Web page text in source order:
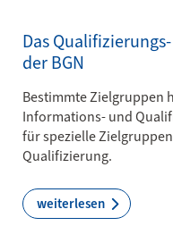
Das
der BGN
Bestimmte Zielgruppen
Informations- und
für spezielle
Qualifizierung.
weiterlesen